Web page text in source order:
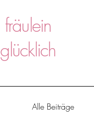
fräulein
glücklich
Alle Beiträge